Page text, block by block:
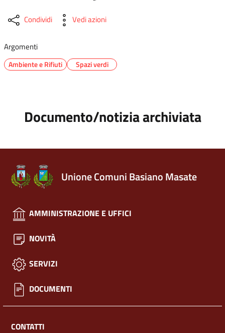
Condividi Vedi azioni
Argomenti
Ambiente e Rifiuti Spazi verdi
Documento/notizia archiviata
Unione Comuni Basiano Masate
AMMINISTRAZIONE E UFFICI
NOVITÀ
SERVIZI
DOCUMENTI
CONTATTI